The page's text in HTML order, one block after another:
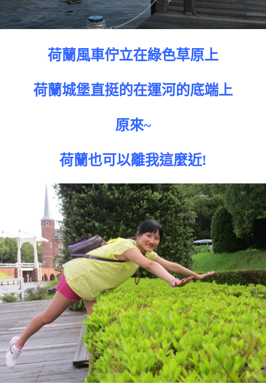
荷蘭風車佇立在綠色草原上
荷蘭城堡直挺的在運河的底端上
原來~
荷蘭也可以離我這麼近!